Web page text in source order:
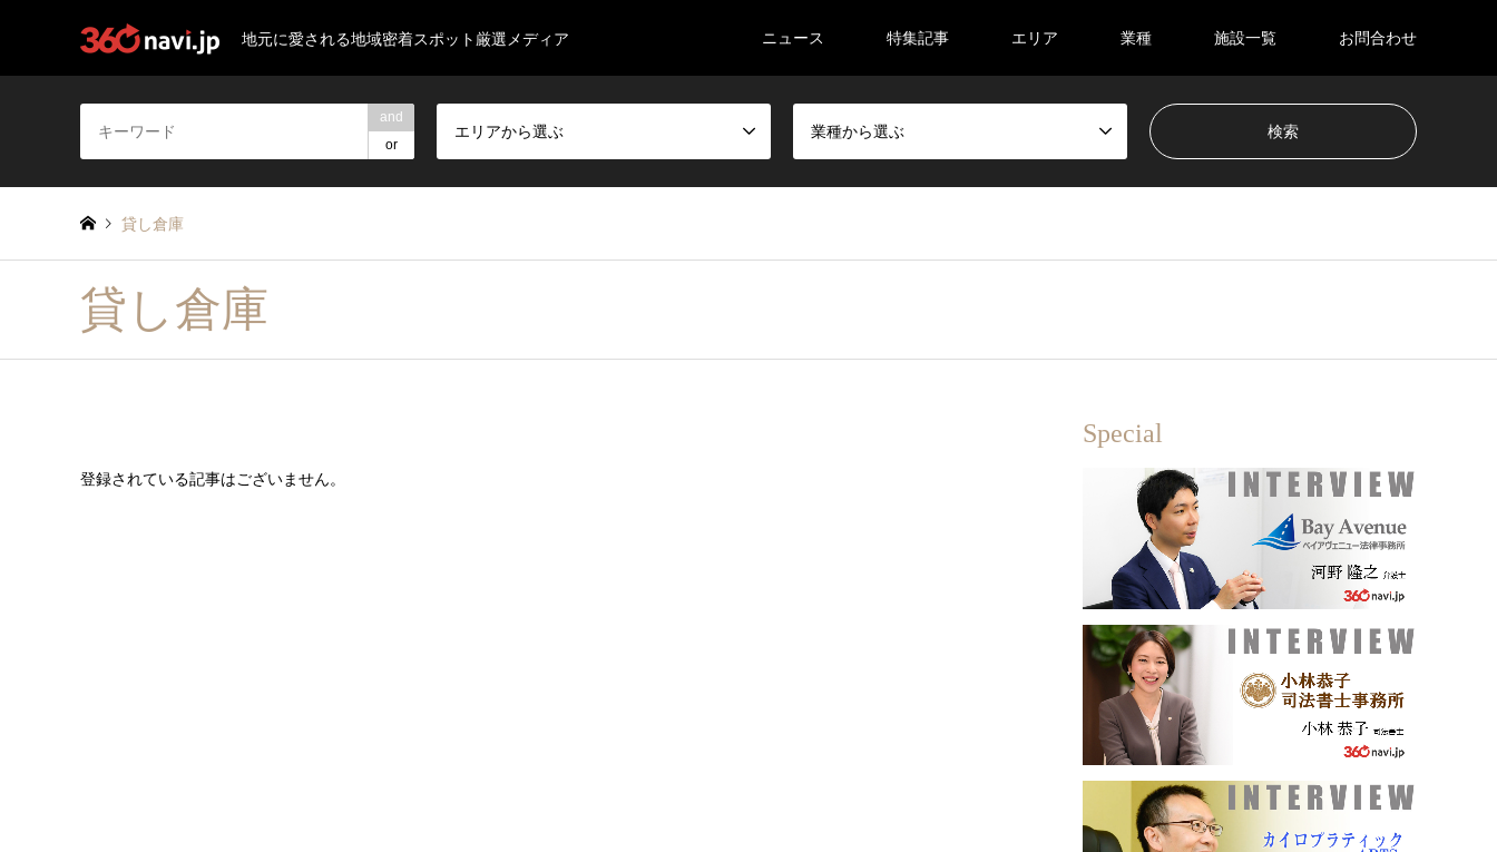
地元に愛される地域密着スポット厳選メディア ニュース 特集記事 エリア 業種 施設一覧 お問合わせ
and
or
エリアから選ぶ 業種から選ぶ
貸し倉庫
貸し倉庫
登録されている記事はございません。
Special